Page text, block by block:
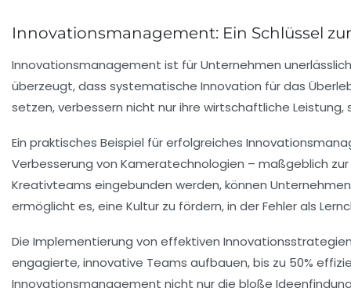
Innovationsmanagement: Ein Schlüssel
Innovationsmanagement ist für Unternehmen
überzeugt, dass systematische Innovation für das
setzen, verbessern nicht nur ihre wirtschaftliche Leistung,
Ein praktisches Beispiel für erfolgreiches
Verbesserung von Kameratechnologien – maßgeblich
Kreativteams eingebunden werden, können
ermöglicht es, eine Kultur zu fördern, in derFehler als
Die Implementierung von effektiven
engagierte, innovative Teams aufbauen, bis zu 50%
Innovationsmanagement nicht nur die bloße